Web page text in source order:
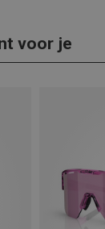
voor je